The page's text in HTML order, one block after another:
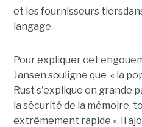
et les fournisseurs
langage.
Pour expliquer cet
Jansen souligne que « la
Rust s'explique en grande
la sécurité de la mémoire,
extrêmement rapide ». Il